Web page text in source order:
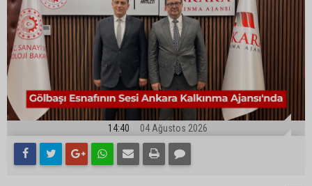
14:40 04 Ağustos 2026